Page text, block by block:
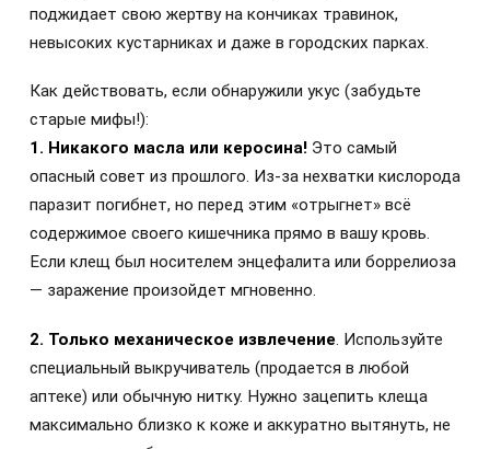
поджидает свою жертву на кончиках травинок,
невысоких кустарниках и даже в городских парках.
Как действовать, если обнаружили укус (забудьте
старые мифы!):
1. Никакого масла или керосина! Это самый
опасный совет из прошлого. Из-за нехватки кислорода
паразит погибнет, но перед этим «отрыгнет» всё
содержимое своего кишечника прямо в вашу кровь.
Если клещ был носителем энцефалита или боррелиоза
— заражение произойдет мгновенно.
2. Только механическое извлечение. Используйте
специальный выкручиватель (продается в любой
аптеке) или обычную нитку. Нужно зацепить клеща
максимально близко к коже и аккуратно вытянуть, не